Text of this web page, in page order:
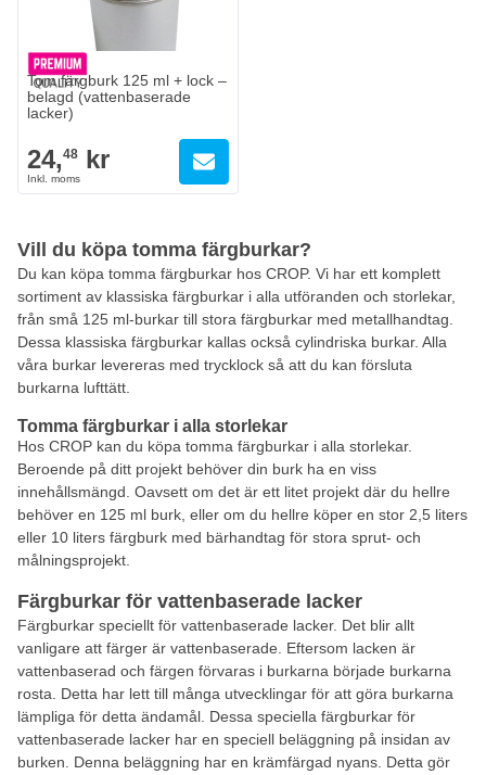
Tom färgburk 125 ml + lock –
belagd (vattenbaserade
lacker)
24,48 kr
Vill du köpa tomma färgburkar?
Du kan köpa tomma färgburkar hos CROP. Vi har ett komplett
sortiment av klassiska färgburkar i alla utföranden och storlekar,
från små 125 ml-burkar till stora färgburkar med metallhandtag.
Dessa klassiska färgburkar kallas också cylindriska burkar. Alla
våra burkar levereras med trycklock så att du kan försluta
burkarna lufttätt.
Tomma färgburkar i alla storlekar
Hos CROP kan du köpa tomma färgburkar i alla storlekar.
Beroende på ditt projekt behöver din burk ha en viss
innehållsmängd. Oavsett om det är ett litet projekt där du hellre
behöver en 125 ml burk, eller om du hellre köper en stor 2,5 liters
eller 10 liters färgburk med bärhandtag för stora sprut- och
målningsprojekt.
Färgburkar för vattenbaserade lacker
Färgburkar speciellt för vattenbaserade lacker. Det blir allt
vanligare att färger är vattenbaserade. Eftersom lacken är
vattenbaserad och färgen förvaras i burkarna började burkarna
rosta. Detta har lett till många utvecklingar för att göra burkarna
lämpliga för detta ändamål. Dessa speciella färgburkar för
vattenbaserade lacker har en speciell beläggning på insidan av
burken. Denna beläggning har en krämfärgad nyans. Detta gör